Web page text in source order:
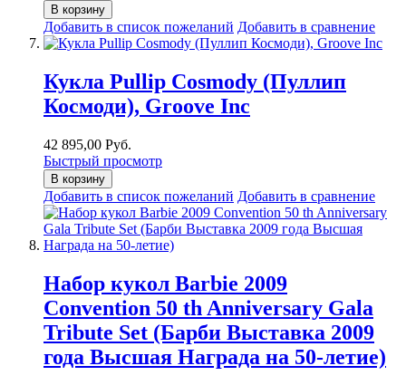
В корзину
Добавить в список пожеланий Добавить в сравнение
Кукла Pullip Cosmody (Пуллип
Космоди), Groove Inc
42 895,00 Руб.
Быстрый просмотр
В корзину
Добавить в список пожеланий Добавить в сравнение
Набор кукол Barbie 2009
Convention 50 th Anniversary Gala
Tribute Set (Барби Выставка 2009
года Высшая Награда на 50-летие)